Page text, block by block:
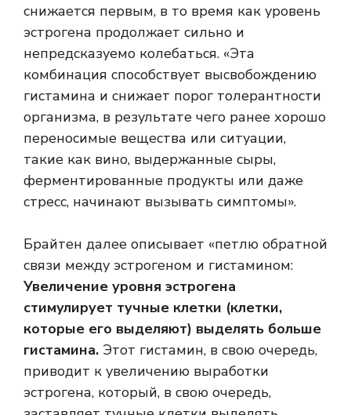
снижается первым, в то время как уровень
эстрогена продолжает сильно и
непредсказуемо колебаться. «Эта
комбинация способствует высвобождению
гистамина и снижает порог толерантности
организма, в результате чего ранее хорошо
переносимые вещества или ситуации,
такие как вино, выдержанные сыры,
ферментированные продукты или даже
стресс, начинают вызывать симптомы».
Брайтен далее описывает «петлю обратной
связи между эстрогеном и гистамином:
Увеличение уровня эстрогена
стимулирует тучные клетки (клетки,
которые его выделяют) выделять больше
гистамина. Этот гистамин, в свою очередь,
приводит к увеличению выработки
эстрогена, который, в свою очередь,